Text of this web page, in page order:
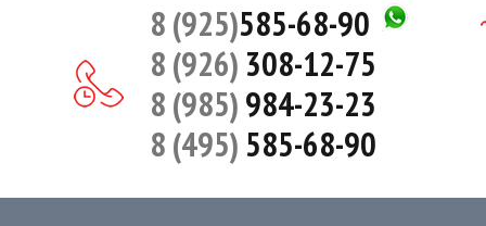
8 (925)585-68-90
8 (926) 308-12-75
8 (985)984-23-23
8 (495)585-68-90